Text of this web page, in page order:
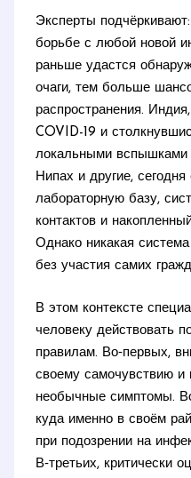
Эксперты
борьбе с любой новой
раньше удастся
очаги, тем больше
распространения.
COVID-19 и
локальными вспышками
Нипах и другие,
лабораторную базу,
контактов и
Однако никакая
без участия самих
В этом контексте
человеку действовать
правилам. Во‑первых,
своему самочувствию и
необычные симптомы.
куда именно в своём
при подозрении на
В‑третьих, критически